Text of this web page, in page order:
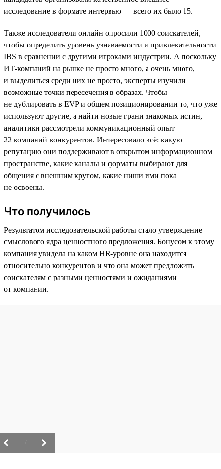
исследование в формате интервью — всего их было 15.
Также исследователи онлайн опросили 1000 соискателей,
чтобы определить уровень узнаваемости и привлекательности
IBS в сравнении с другими игроками индустрии. А поскольку
ИТ-компаний на рынке не просто много, а очень много,
и выделиться среди них не просто, эксперты изучили
возможные точки пересечения в образах. Чтобы
не дублировать в EVP и общем позиционировании то, что уже
используют другие, а найти новые грани знакомых истин,
аналитики рассмотрели коммуникационный опыт
22 компаний-конкурентов. Интересовало всё: какую
репутацию они поддерживают в открытом информационном
пространстве, какие каналы и форматы выбирают для
общения с внешним кругом, какие ниши ими пока
не освоены.
Что получилось
Результатом исследовательской работы стало утверждение
смыслового ядра ценностного предложения. Бонусом к этому
компания увидела на каком HR-уровне она находится
относительно конкурентов и что она может предложить
соискателям с разными ценностями и ожиданиями
от компании.